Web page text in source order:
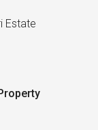
Estate